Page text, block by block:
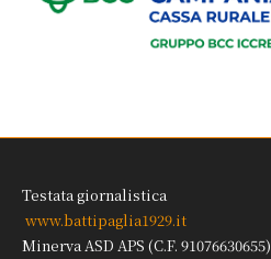
Testata giornalistica
www.battipaglia1929.it
Minerva ASD APS (C.F. 91076630655)